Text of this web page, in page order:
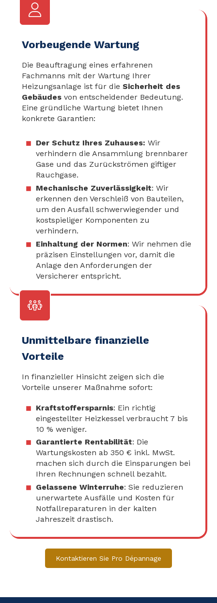
Vorbeugende Wartung
Die Beauftragung eines erfahrenen
Fachmanns mit der Wartung Ihrer
Heizungsanlage ist für die Sicherheit des
Gebäudes von entscheidender Bedeutung.
Eine gründliche Wartung bietet Ihnen
konkrete Garantien:
Der Schutz Ihres Zuhauses: Wir
verhindern die Ansammlung brennbarer
Gase und das Zurückströmen giftiger
Rauchgase.
Mechanische Zuverlässigkeit: Wir
erkennen den Verschleiß von Bauteilen,
um den Ausfall schwerwiegender und
kostspieliger Komponenten zu
verhindern.
Einhaltung der Normen: Wir nehmen die
präzisen Einstellungen vor, damit die
Anlage den Anforderungen der
Versicherer entspricht.
Unmittelbare finanzielle
Vorteile
In finanzieller Hinsicht zeigen sich die
Vorteile unserer Maßnahme sofort:
Kraftstoffersparnis: Ein richtig
eingestellter Heizkessel verbraucht 7 bis
10 % weniger.
Garantierte Rentabilität: Die
Wartungskosten ab 350 € inkl. MwSt.
machen sich durch die Einsparungen bei
Ihren Rechnungen schnell bezahlt.
Gelassene Winterruhe: Sie reduzieren
unerwartete Ausfälle und Kosten für
Notfallreparaturen in der kalten
Jahreszeit drastisch.
Kontaktieren Sie Pro Dépannage